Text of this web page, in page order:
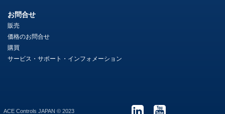
お問合せ
販売
価格のお問合せ
購買
サービス・サポート・インフォメーション
ACE Controls JAPAN © 2023